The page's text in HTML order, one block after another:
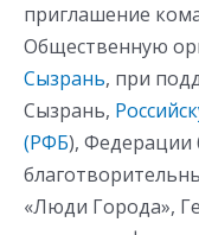
приглашение
Общественную
Сызрань, при
Сызрань,
(РФБ), Федерации
«Люди Города»,